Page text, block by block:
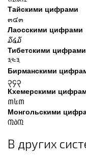
Тайскими цифрами
๓๔๓
Лаосскими цифрами
໓໔໓
Тибетскими цифрами
༣༤༣
Бирманскими
၃၄၃
Кхемерскими
៣៤៣
Монгольскими
᠓᠔᠓
В других